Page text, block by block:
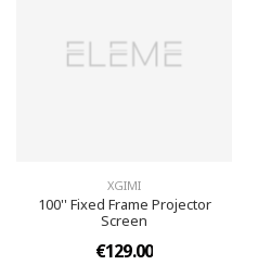
XGIMI
100'' Fixed Frame Projector
Screen
€129.00